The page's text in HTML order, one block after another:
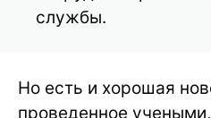
службы.
Но есть и хорошая
проведенное